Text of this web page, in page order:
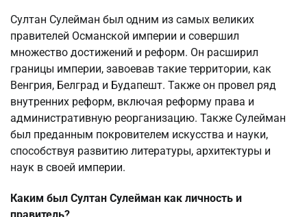
Султан Сулейман был одним из самых великих
правителей Османской империи и совершил
множество достижений и реформ. Он расширил
границы империи, завоевав такие территории, как
Венгрия, Белград и Будапешт. Также он провел ряд
внутренних реформ, включая реформу права и
административную реорганизацию. Также Сулейман
был преданным покровителем искусства и науки,
способствуя развитию литературы, архитектуры и
наук в своей империи.
Каким был Султан Сулейман как личность и